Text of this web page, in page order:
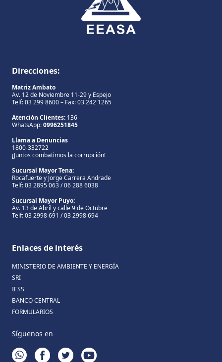
Direcciones:
Matriz Ambato
Av. 12 de Noviembre 11-29 y Espejo
Telf: 03 299 8600 – Fax: 03 242 1265
Atención Clientes: 136
WhatsApp:0996251845
Llama a Denuncias
1800-332722
¡Juntos combatimos la corrupción!
Sucursal Mayor Tena:
Rocafuerte y Jorge Carrera Andrade
Telf: 03 2895 063 / 06 288 6038
Sucursal Mayor Puyo:
Av. 13 de Abril y calle 9 de Octubre
Telf: 03 2998 691 / 03 2998 694
Enlaces de interés
MINISTERIO DE AMBIENTE Y ENERGÍA
SRI
IESS
BANCO CENTRAL
FORMULARIOS
Síguenos en
WHATSAPPFACEBOOKTWITTERYOUTUBE